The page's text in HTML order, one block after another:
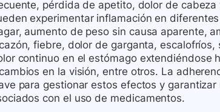
pérdida de apetito, dolor de
experimentar inflamación en
aumento de peso sin causa aparente,
fiebre, dolor de garganta,
continuo en el estómago extendiéndose
en la visión, entre otros. La
para gestionar estos efectos y
con el uso de medicamentos.